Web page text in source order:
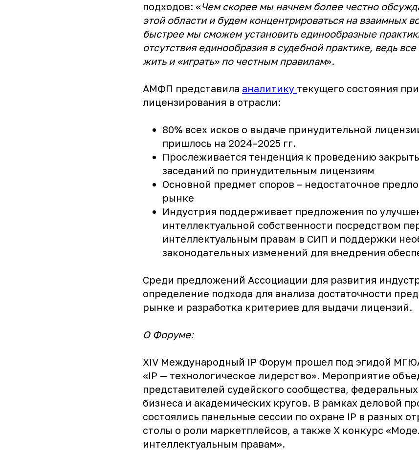
подходов: «Чем скорее мы начнем более честно
этой области и будем концентрироваться на взаимных
быстрее мы сможем установить единообразные
отсутствия единообразия в судебной практике, ведь
жить и «играть» по честным правилам».
АМФП представила аналитику текущего состояния
лицензирования в отрасли:
80% всех исков о выдаче принудительной
пришлось на 2024–2025 гг.
Прослеживается тенденция к проведению
заседаний по принудительным лицензиям
Основной предмет споров – недостаточное
рынке
Индустрия поддерживает предложения по
интеллектуальной собственности посредством
интеллектуальным правам в СИП и поддержки
законодательных изменений для внедрения
Среди предложений Ассоциации для развития
определение подхода для анализа достаточности
рынке и разработка критериев для выдачи лицензий.
О Форуме:
XIV Международный IP Форум прошел под эгидой
«IP — технологическое лидерство». Мероприятие
представителей судейского сообщества,
бизнеса и академических кругов. В рамках деловой
состоялись панельные сессии по охране IP в разных
столы о роли маркетплейсов, а также X конкурс
интеллектуальным правам».